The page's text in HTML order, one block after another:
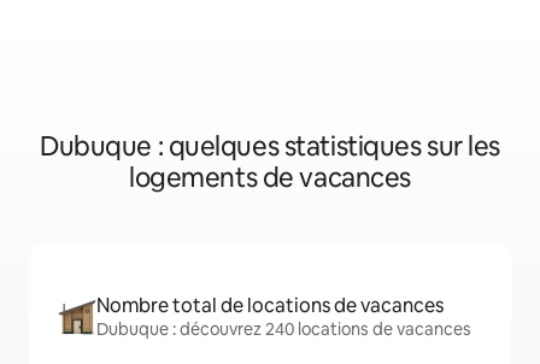
Dubuque : quelques statistiques sur les
logements de vacances
Nombre total de locations de vacances
Dubuque : découvrez 240 locations de vacances